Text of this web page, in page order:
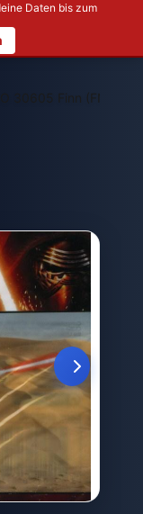
Daten bis zum
30605 Finn (FN-